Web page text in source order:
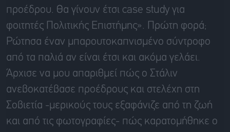
προέδρου. Θα γίνουν έτσι case study για
φοιτητές Πολιτικής Επιστήμης». Πρώτη φορά;
Ρώτησα έναν μπαρουτοκαπνισμένο σύντροφο
από τα παλιά αν είναι έτσι και ακόμα γελάει.
Άρχισε να μου απαριθμεί πώς ο Στάλιν
ανεβοκατέβασε προέδρους και στελέχη στη
Σοβιετία -μερικούς τους εξαφάνιζε από τη ζωή
και από τις φωτογραφίες- πώς καρατομήθηκε ο